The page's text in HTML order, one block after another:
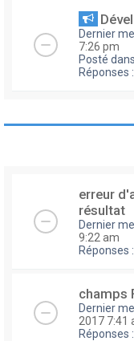
Dernier
7:26 pm
Posté dans
Réponses :
erreur
résultat
Dernier
9:22 am
Réponses :
champs
Dernier
2017 7:41
Réponses :